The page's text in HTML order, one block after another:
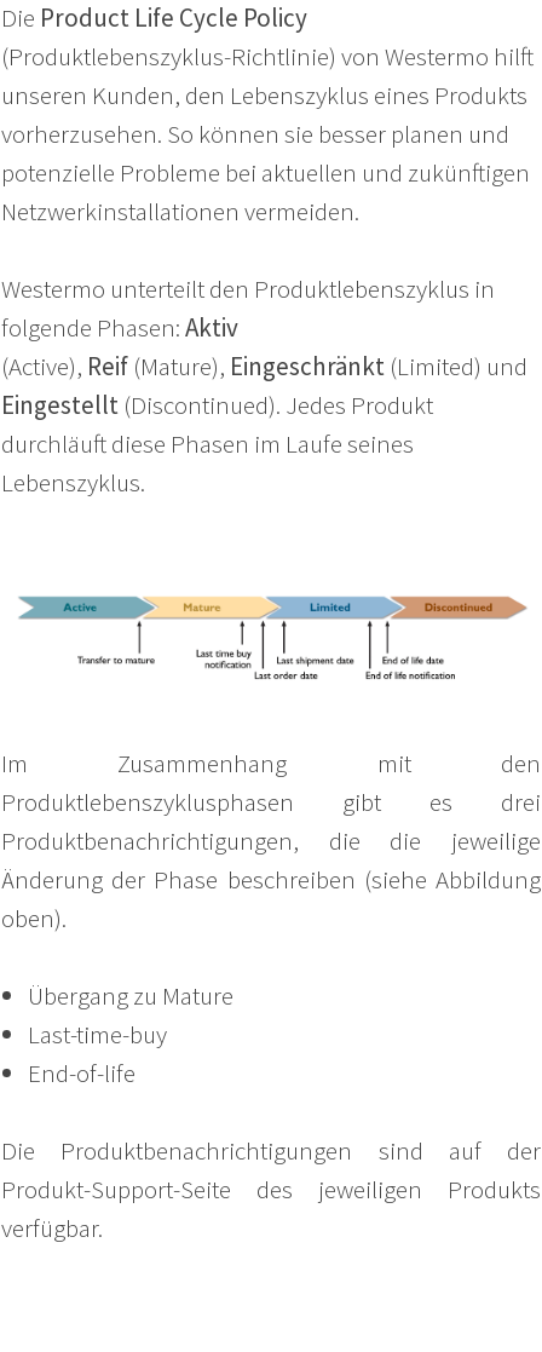
Die Product Life Cycle Policy
(Produktlebenszyklus-Richtlinie) von Westermo hilft
unseren Kunden, den Lebenszyklus eines Produkts
vorherzusehen. So können sie besser planen und
potenzielle Probleme bei aktuellen und zukünftigen
Netzwerkinstallationen vermeiden.
Westermo unterteilt den Produktlebenszyklus in
folgende Phasen:Aktiv
(Active), Reif (Mature), Eingeschränkt (Limited) und
Eingestellt (Discontinued). Jedes Produkt
durchläuft diese Phasen im Laufe seines
Lebenszyklus.
Im Zusammenhang mit den
Produktlebenszyklusphasen gibt es drei
Produktbenachrichtigungen, die die jeweilige
Änderung der Phase beschreiben (siehe Abbildung
oben).
Übergang zu Mature
Last-time-buy
End-of-life
Die Produktbenachrichtigungen sind auf der
Produkt-Support-Seite des jeweiligen Produkts
verfügbar.